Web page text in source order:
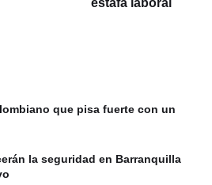
que pisa fuerte con un
la seguridad en Barranquilla